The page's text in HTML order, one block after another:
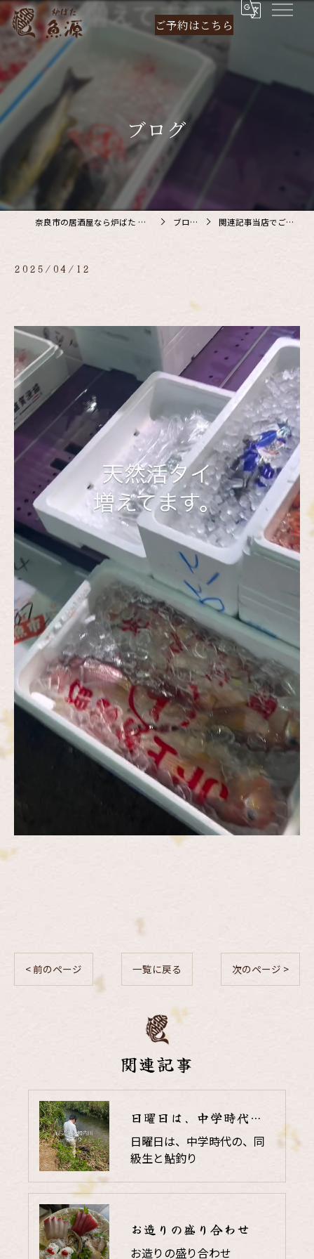
ご予約はこちら
ブログ
奈良市の居酒屋なら炉ばた 魚源 ブログ 関連記事当店でご利…
2025/04/12
< 前のページ 一覧に戻る 次のページ >
関連記事
日曜日は、中学時代の、同級生と鮎釣り
日曜日は、中学時代の、同
級生と鮎釣り
お造りの盛り合わせ
お造りの盛り合わせ